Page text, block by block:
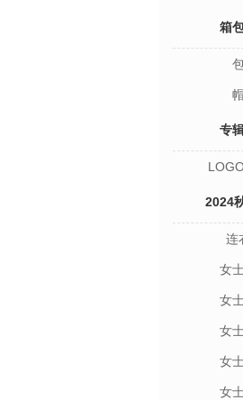
箱
专
2024
连
女
女
女
女
女